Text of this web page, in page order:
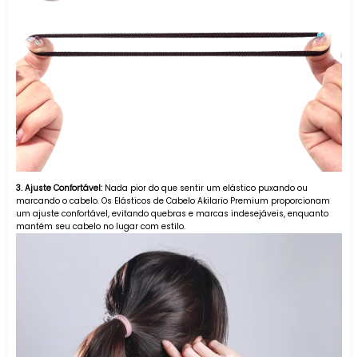
3. Ajuste Confortável: Nada pior do que sentir um elástico puxando ou
marcando o cabelo. Os Elásticos de Cabelo Akilario Premium proporcionam
um ajuste confortável, evitando quebras e marcas indesejáveis, enquanto
mantém seu cabelo no lugar com estilo.